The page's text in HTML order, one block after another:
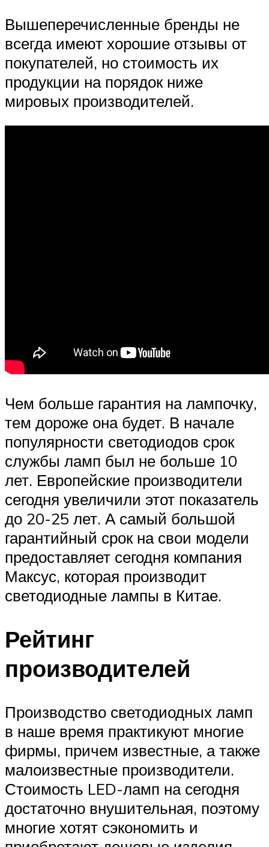
Вышеперечисленные бренды не
всегда имеют хорошие отзывы от
покупателей, но стоимость их
продукции на порядок ниже
мировых производителей.
Чем больше гарантия на лампочку,
тем дороже она будет. В начале
популярности светодиодов срок
службы ламп был не больше 10
лет. Европейские производители
сегодня увеличили этот показатель
до 20-25 лет. А самый большой
гарантийный срок на свои модели
предоставляет сегодня компания
Максус, которая производит
светодиодные лампы в Китае.
Рейтинг
производителей
Производство светодиодных ламп
в наше время практикуют многие
фирмы, причем известные, а также
малоизвестные производители.
Стоимость LED-ламп на сегодня
достаточно внушительная, поэтому
многие хотят сэкономить и